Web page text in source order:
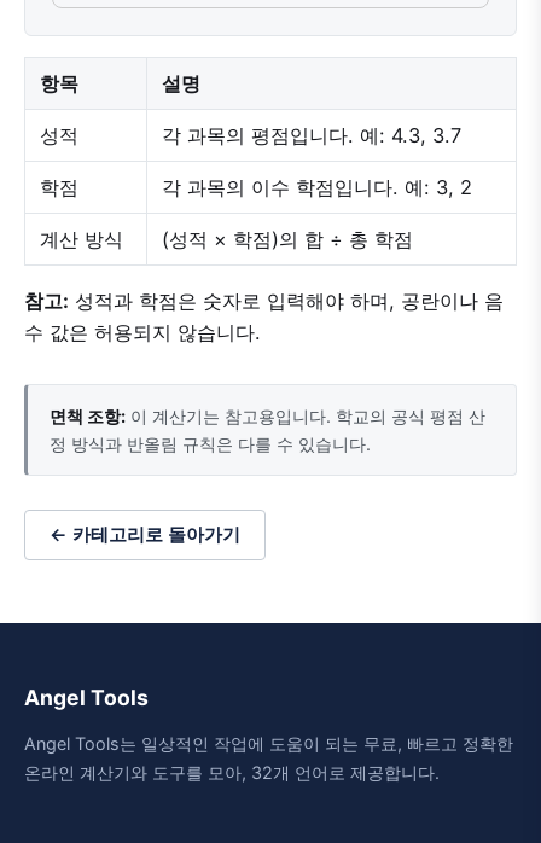
항목 설명
성적 각 과목의 평점입니다. 예: 4.3, 3.7
학점 각 과목의 이수 학점입니다. 예: 3, 2
계산 방식 (성적 × 학점)의 합 ÷ 총 학점
참고: 성적과 학점은 숫자로 입력해야 하며, 공란이나 음
수 값은 허용되지 않습니다.
면책 조항: 이 계산기는 참고용입니다. 학교의 공식 평점 산
정 방식과 반올림 규칙은 다를 수 있습니다.
← 카테고리로 돌아가기
Angel Tools
Angel Tools는 일상적인 작업에 도움이 되는 무료, 빠르고 정확한
온라인 계산기와 도구를 모아, 32개 언어로 제공합니다.